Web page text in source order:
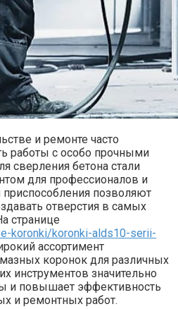
и ремонте часто
работы с особо прочными
сверления бетона стали
для профессионалов и
позволяют
отверстия в самых
странице
koronki/koronki-alds10-serii-
ассортимент
коронок для различных
инструментов значительно
и повышает эффективность
и ремонтных работ.